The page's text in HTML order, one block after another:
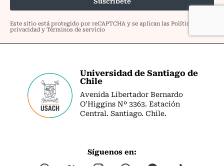
Universidad de Santiago de
Chile
Avenida Libertador Bernardo
O’Higgins Nº 3363. Estación
Central. Santiago. Chile.
Síguenos en: